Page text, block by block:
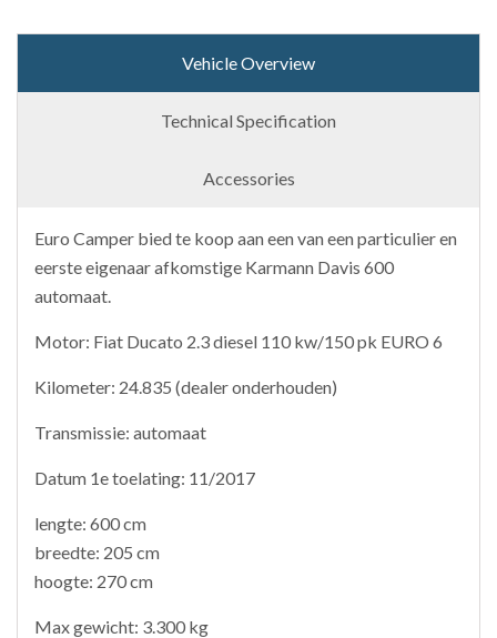
Vehicle Overview
Technical Specification
Accessories
Euro Camper bied te koop aan een van een particulier en
eerste eigenaar afkomstige Karmann Davis 600
automaat.
Motor: Fiat Ducato 2.3 diesel 110 kw/150 pk EURO 6
Kilometer: 24.835 (dealer onderhouden)
Transmissie: automaat
Datum 1e toelating: 11/2017
lengte: 600 cm
breedte: 205 cm
hoogte: 270 cm
Max gewicht: 3.300 kg